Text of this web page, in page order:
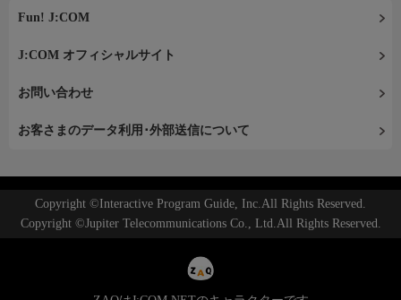
Fun! J:COM
J:COM オフィシャルサイト
お問い合わせ
お客さまのデータ利用･外部送信について
Copyright ©Interactive Program Guide, Inc.All Rights Reserved.
Copyright ©Jupiter Telecommunications Co., Ltd.All Rights Reserved.